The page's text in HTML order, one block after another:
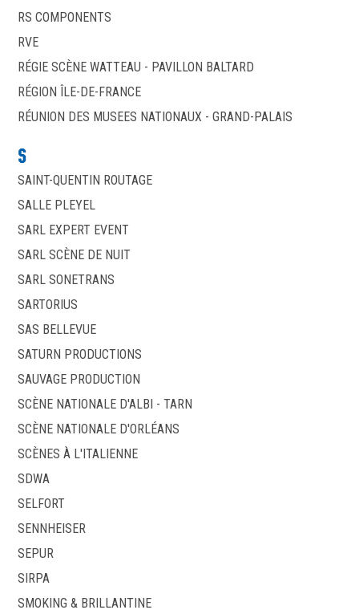
RS COMPONENTS
RVE
RÉGIE SCÈNE WATTEAU - PAVILLON BALTARD
RÉGION ÎLE-DE-FRANCE
RÉUNION DES MUSEES NATIONAUX - GRAND-PALAIS
S
SAINT-QUENTIN ROUTAGE
SALLE PLEYEL
SARL EXPERT EVENT
SARL SCÈNE DE NUIT
SARL SONETRANS
SARTORIUS
SAS BELLEVUE
SATURN PRODUCTIONS
SAUVAGE PRODUCTION
SCÈNE NATIONALE D'ALBI - TARN
SCÈNE NATIONALE D'ORLÉANS
SCÈNES À L'ITALIENNE
SDWA
SELFORT
SENNHEISER
SEPUR
SIRPA
SMOKING & BRILLANTINE